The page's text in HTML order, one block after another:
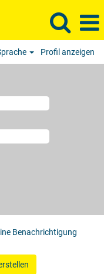
Profil anzeigen
Benachrichtigung